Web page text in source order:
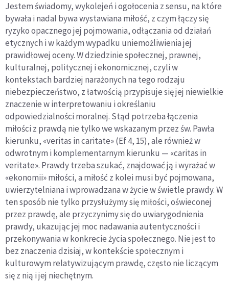
Jestem świadomy, wykolejeń i ogołocenia z sensu, na które
bywała i nadal bywa wystawiana miłość, z czym łączy się
ryzyko opacznego jej pojmowania, odłączania od działań
etycznych i w każdym wypadku uniemożliwienia jej
prawidłowej oceny. W dziedzinie społecznej, prawnej,
kulturalnej, politycznej i ekonomicznej, czyli w
kontekstach bardziej narażonych na tego rodzaju
niebezpieczeństwo, z łatwością przypisuje się jej niewielkie
znaczenie w interpretowaniu i określaniu
odpowiedzialności moralnej. Stąd potrzeba łączenia
miłości z prawdą nie tylko we wskazanym przez św. Pawła
kierunku, «veritas in caritate» (Ef 4, 15), ale również w
odwrotnym i komplementarnym kierunku — «caritas in
veritate». Prawdy trzeba szukać, znajdować ją i wyrażać w
«ekonomii» miłości, a miłość z kolei musi być pojmowana,
uwierzytelniana i wprowadzana w życie w świetle prawdy. W
ten sposób nie tylko przysłużymy się miłości, oświeconej
przez prawdę, ale przyczynimy się do uwiarygodnienia
prawdy, ukazując jej moc nadawania autentyczności i
przekonywania w konkrecie życia społecznego. Nie jest to
bez znaczenia dzisiaj, w kontekście społecznym i
kulturowym relatywizującym prawdę, często nie liczącym
się z nią i jej niechętnym.